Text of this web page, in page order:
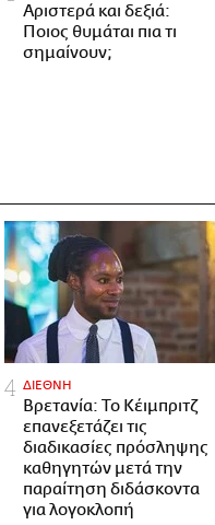
Αριστερά και δεξιά:
Ποιος θυμάται πια τι
σημαίνουν;
ΔΙΕΘΝΗ
Βρετανία: Το Κέιμπριτζ
επανεξετάζει τις
διαδικασίες πρόσληψης
καθηγητών μετά την
παραίτηση διδάσκοντα
για λογοκλοπή